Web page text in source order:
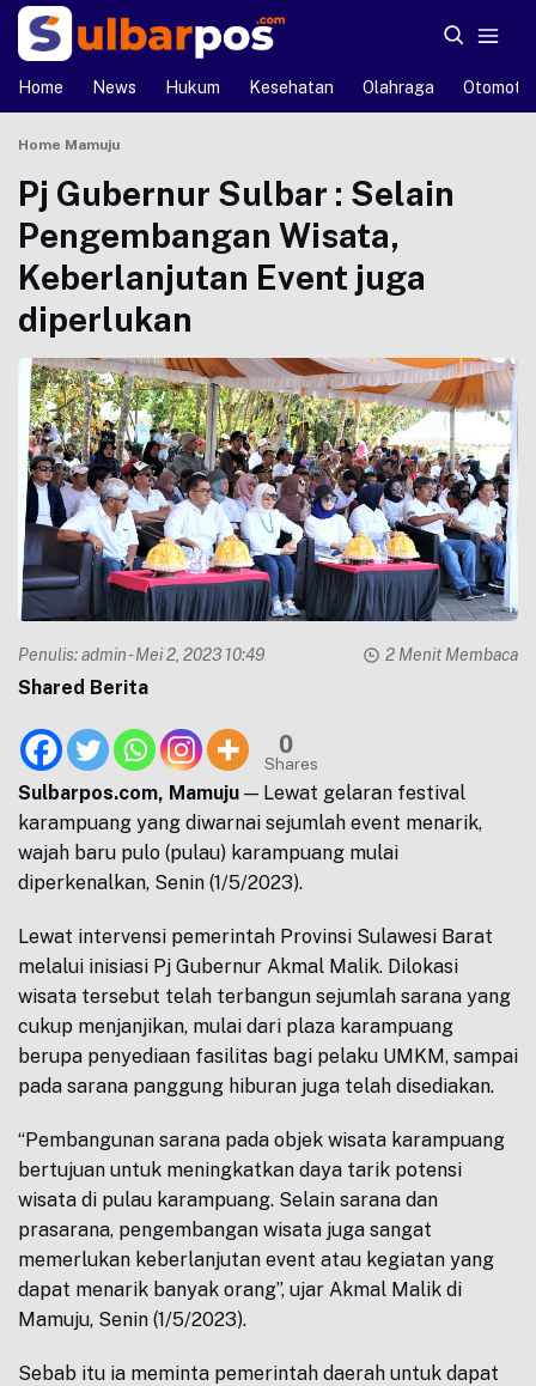
Home News Hukum Kesehatan Olahraga Otomotif
Home Mamuju
Pj Gubernur Sulbar : Selain
Pengembangan Wisata,
Keberlanjutan Event juga
diperlukan
Penulis:admin- Mei 2, 2023 10:49 2 Menit Membaca
Shared Berita
0
Shares
Sulbarpos.com, Mamuju — Lewat gelaran festival
karampuang yang diwarnai sejumlah event menarik,
wajah baru pulo (pulau) karampuang mulai
diperkenalkan, Senin (1/5/2023).
Lewat intervensi pemerintah Provinsi Sulawesi Barat
melalui inisiasi Pj Gubernur Akmal Malik. Dilokasi
wisata tersebut telah terbangun sejumlah sarana yang
cukup menjanjikan, mulai dari plaza karampuang
berupa penyediaan fasilitas bagi pelaku UMKM, sampai
pada sarana panggung hiburan juga telah disediakan.
“Pembangunan sarana pada objek wisata karampuang
bertujuan untuk meningkatkan daya tarik potensi
wisata di pulau karampuang. Selain sarana dan
prasarana, pengembangan wisata juga sangat
memerlukan keberlanjutan event atau kegiatan yang
dapat menarik banyak orang”, ujar Akmal Malik di
Mamuju, Senin (1/5/2023).
Sebab itu ia meminta pemerintah daerah untuk dapat